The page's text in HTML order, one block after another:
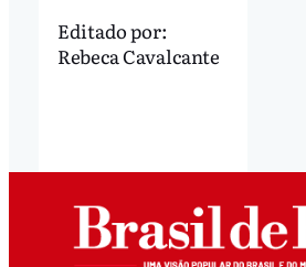
Editado por:
Rebeca Cavalcante